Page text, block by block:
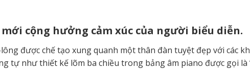
cộng hưởng cảm xúc của người biểu diễn.
được chế tạo xung quanh một thân đàn tuyệt đẹp với các
tự như thiết kế lõm ba chiều trong bảng âm piano được gọi là